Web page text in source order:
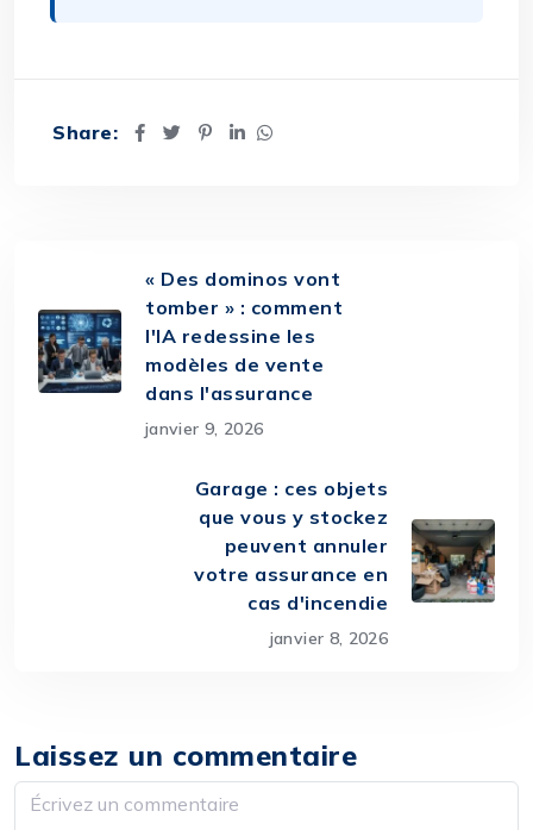
Share:
« Des dominos vont
tomber » : comment
l'IA redessine les
modèles de vente
dans l'assurance
janvier 9, 2026
Garage : ces objets
que vous y stockez
peuvent annuler
votre assurance en
cas d'incendie
janvier 8, 2026
Laissez un commentaire